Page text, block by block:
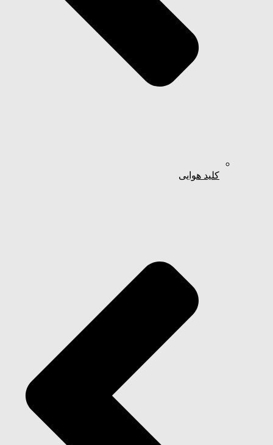
کلید هوایی